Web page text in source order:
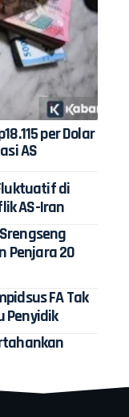
per Dolar
AS
di
AS-Iran
Penjara 20
FA Tak
Penyidik